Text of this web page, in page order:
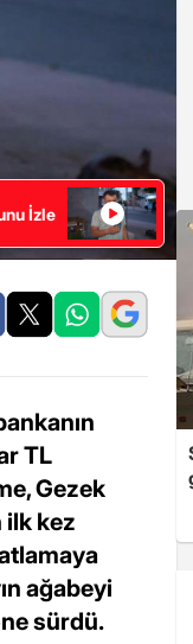
İzle
TL
Gezek
ilk kez
ağabeyi
sürdü.